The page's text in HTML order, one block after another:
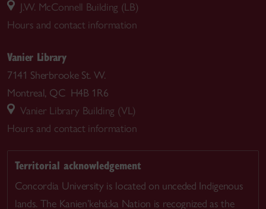
J.W. McConnell Building (LB)
Hours and contact information
Vanier Library
7141 Sherbrooke St. W.
Montreal, QC H4B 1R6
Vanier Library Building (VL)
Hours and contact information
Territorial acknowledgement
Concordia University is located on unceded Indigenous
lands. The Kanien’kehá:ka Nation is recognized as the